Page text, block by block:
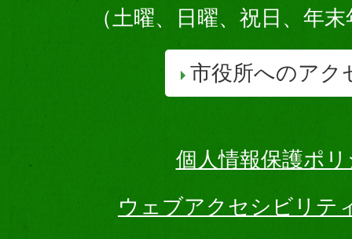
（土曜、日曜、祝日、年
市役所へのアク
個人情報保護ポ
ウェブアクセシビリテ